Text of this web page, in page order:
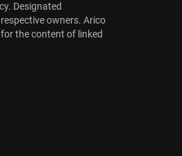
Designated
owners. Arico
the content of linked